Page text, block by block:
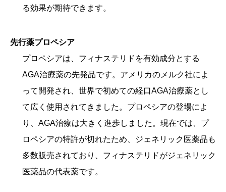
る効果が期待できます。
先行薬プロペシア
プロペシアは、フィナステリドを有効成分とする
AGA治療薬の先発品です。アメリカのメルク社によ
って開発され、世界で初めての経口AGA治療薬とし
て広く使用されてきました。プロペシアの登場によ
り、AGA治療は大きく進歩しました。現在では、プ
ロペシアの特許が切れたため、ジェネリック医薬品も
多数販売されており、フィナステリドがジェネリック
医薬品の代表薬です。